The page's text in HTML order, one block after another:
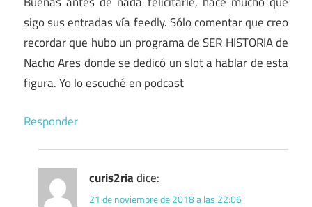
sigo sus entradas vía feedly. Sólo comentar que creo
recordar que hubo un programa de SER HISTORIA de
Nacho Ares donde se dedicó un slot a hablar de esta
figura. Yo lo escuché en podcast
Responder
curis2ria dice:
21 de noviembre de 2018 a las 22:06